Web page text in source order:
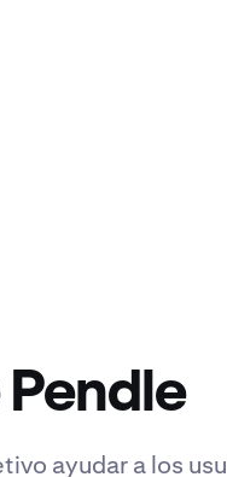
ayudar a los